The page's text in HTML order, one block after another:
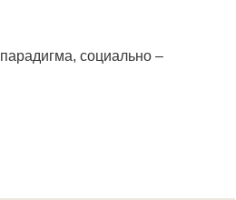
социально –